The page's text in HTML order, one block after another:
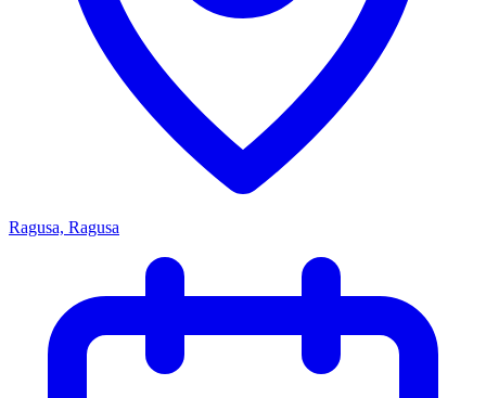
Ragusa, Ragusa